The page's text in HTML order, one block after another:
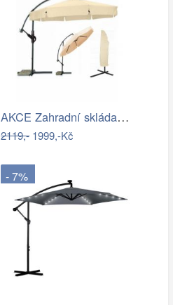
AKCE Zahradní skládací slunečník LEVI…
2119,-1999,-Kč
- 7%